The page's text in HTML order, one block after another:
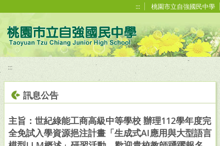
::: 桃園市立自強國民中學
:::
訊息公告
主旨：世紀綠能工商高級中等學校 辦理112學年度完
全免試入學資源挹注計畫「生成式AI應用與大型語言